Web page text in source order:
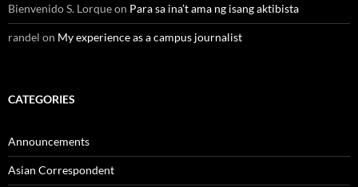
Bienvenido S. Lorqueon Para sa ina’t ama ng isang aktibista
randel on My experience as a campus journalist
CATEGORIES
Announcements
Asian Correspondent